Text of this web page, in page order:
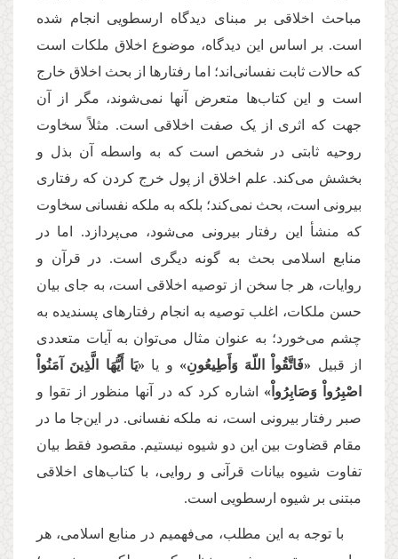
مباحث اخلاقی بر مبنای دیدگاه ارسطویی انجام شده
است. بر اساس این دیدگاه، موضوع اخلاق ملکات است
كه حالات ثابت نفسانی‌اند؛ اما رفتارها از بحث اخلاق خارج
است و این كتاب‌ها متعرض آنها نمی‌شوند، مگر از آن
جهت که اثری از یک صفت اخلاقی است. مثلاً سخاوت
روحیه ثابتی در شخص است که به واسطه آن بذل و
بخشش می‌کند. علم اخلاق از پول خرج کردن كه رفتاری
بیرونی است، بحث نمی‌كند؛ بلكه به ملکه نفسانی سخاوت
که منشأ این رفتار بیرونی می‌شود، می‌پردازد. اما در
منابع اسلامی بحث به گونه دیگری است. در قرآن و
روایات، هر جا سخن از توصیه اخلاقی است، به جای بیان
حسن ملکات، اغلب توصیه به انجام رفتارهای پسندیده به
چشم می‌خورد؛ به عنوان مثال می‌توان به آیات متعددی
از قبیل «فَاتَّقُواْ اللّهَ وَأَطِیعُونِ» و یا «یَا أَیُّهَا الَّذِینَ آمَنُواْ
اصْبِرُواْ وَصَابِرُواْ» اشاره كرد كه در آنها منظور از تقوا و
صبر رفتار بیرونی است، نه ملكه نفسانی. در این‌جا ما در
مقام قضاوت بین این دو شیوه نیستیم. مقصود فقط بیان
تفاوت شیوه بیانات قرآنی و روایی، با كتاب‌های اخلاقی
مبتنی بر شیوه ارسطویی است.
با توجه به این مطلب، می‌فهمیم در منابع اسلامی، هر